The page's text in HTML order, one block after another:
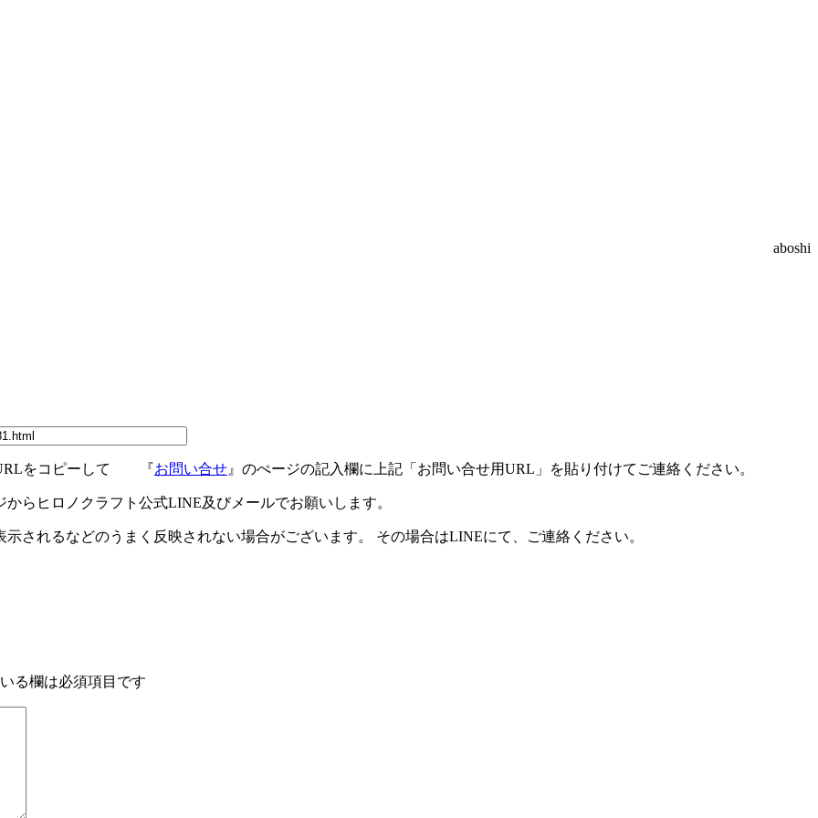
aboshi
URLをコピーして 『お問い合せ 』のぺージの記入欄に上記「お問い合せ用URL」を貼り付けてご連絡ください。
からヒロノクラフト公式LINE及びメールでお願いします。
されるなどのうまく反映されない場合がございます。 その場合はLINEにて、ご連絡ください。
る欄は必須項目です